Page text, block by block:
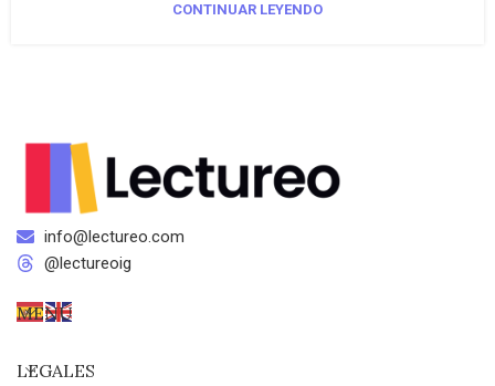
CONTINUAR LEYENDO
info@lectureo.com
@lectureoig
MENÚ
LEGALES